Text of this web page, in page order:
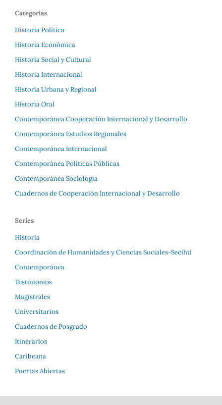
Categorías
Historia Política
Historia Económica
Historia Social y Cultural
Historia Internacional
Historia Urbana y Regional
Historia Oral
Contemporánea Cooperación Internacional y Desarrollo
Contemporánea Estudios Regionales
Contemporánea Internacional
Contemporánea Políticas Públicas
Contemporánea Sociología
Cuadernos de Cooperación Internacional y Desarrollo
Series
Historia
Coordinación de Humanidades y Ciencias Sociales-Secihti
Contemporánea
Testimonios
Magistrales
Universitarios
Cuadernos de Posgrado
Itinerarios
Caribeana
Puertas Abiertas